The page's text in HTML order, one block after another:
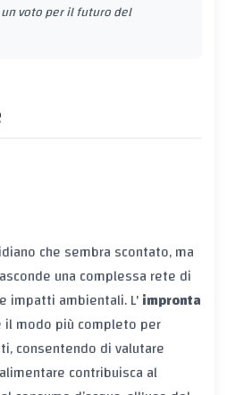
voto per il futuro del
che sembra scontato, ma
una complessa rete di
impatti ambientali. L'impronta
il modo più completo per
consentendo di valutare
contribuisca al